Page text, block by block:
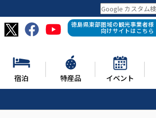
徳島県東部圏域の観光事業者様
向けサイトはこちら
宿泊 特産品 イベント